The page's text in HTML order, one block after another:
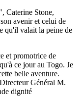
Caterine Stone,
avenir et celui de
qu'il valait la peine de
et promotrice de
ce jour au Togo. Je
belle aventure.
Général M.
dignité